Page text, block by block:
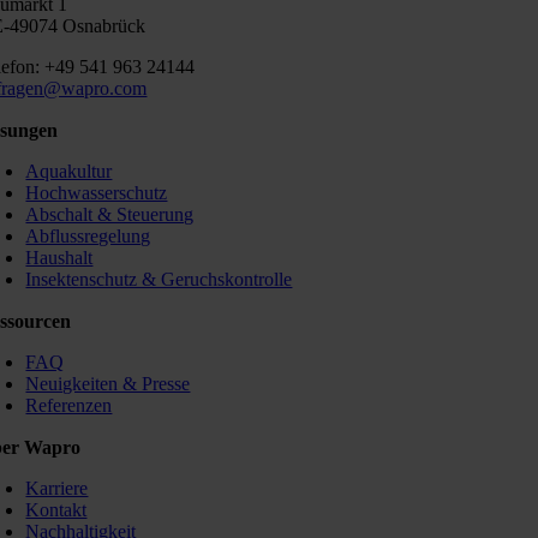
1
49074 Osnabrück
+49 541 963 24144
Aquakultur
Hochwasserschutz
Abschalt & Steuerung
Abflussregelung
Haushalt
Insektenschutz & Geruchskontrolle
FAQ
Neuigkeiten & Presse
Referenzen
Wapro
Karriere
Kontakt
Nachhaltigkeit